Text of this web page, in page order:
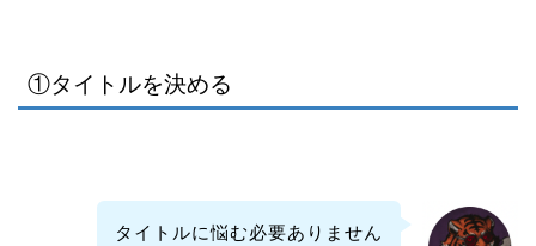
①タイトルを決める
タイトルに悩む必要ありません